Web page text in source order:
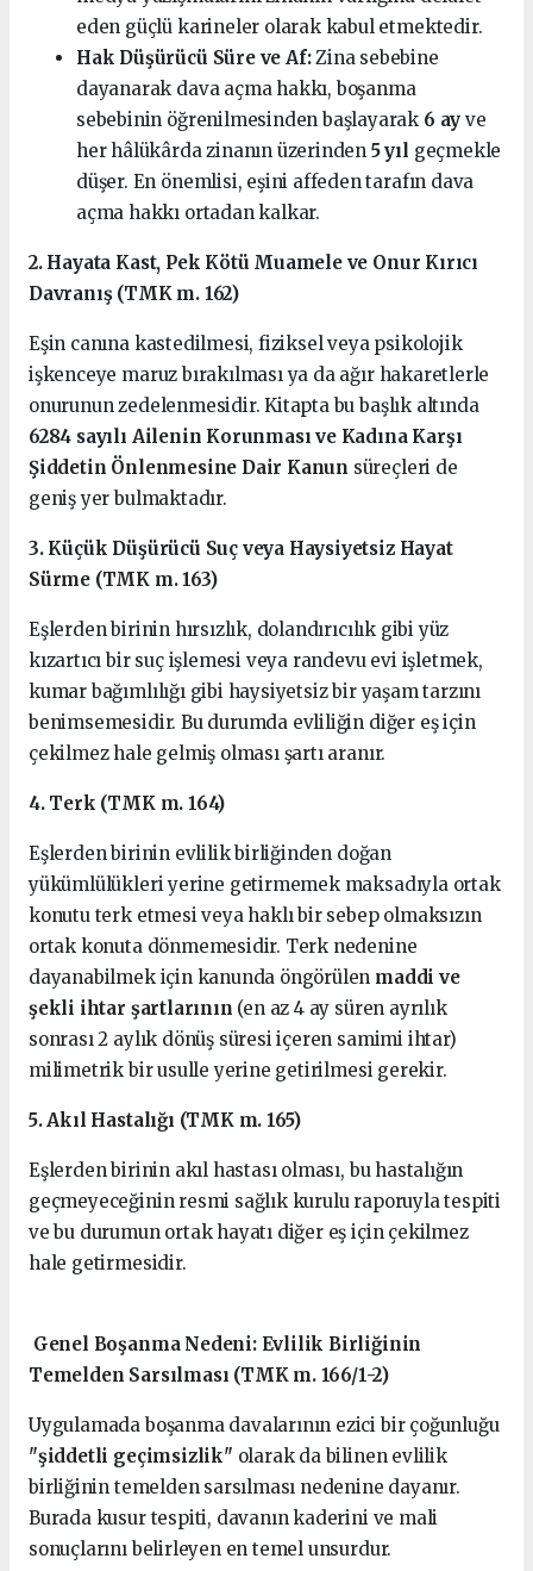
eden güçlü karineler olarak kabul etmektedir.
Hak Düşürücü Süre ve Af:Zina sebebine
dayanarak dava açma hakkı, boşanma
sebebinin öğrenilmesinden başlayarak 6 ay ve
her hâlükârda zinanın üzerinden 5 yıl geçmekle
düşer. En önemlisi, eşini affeden tarafın dava
açma hakkı ortadan kalkar.
2. Hayata Kast, Pek Kötü Muamele ve Onur Kırıcı
Davranış (TMK m. 162)
Eşin canına kastedilmesi, fiziksel veya psikolojik
işkenceye maruz bırakılması ya da ağır hakaretlerle
onurunun zedelenmesidir. Kitapta bu başlık altında
6284 sayılı Ailenin Korunması ve Kadına Karşı
Şiddetin Önlenmesine Dair Kanun süreçleri de
geniş yer bulmaktadır.
3. Küçük Düşürücü Suç veya Haysiyetsiz Hayat
Sürme (TMK m. 163)
Eşlerden birinin hırsızlık, dolandırıcılık gibi yüz
kızartıcı bir suç işlemesi veya randevu evi işletmek,
kumar bağımlılığı gibi haysiyetsiz bir yaşam tarzını
benimsemesidir. Bu durumda evliliğin diğer eş için
çekilmez hale gelmiş olması şartı aranır.
4. Terk (TMK m. 164)
Eşlerden birinin evlilik birliğinden doğan
yükümlülükleri yerine getirmemek maksadıyla ortak
konutu terk etmesi veya haklı bir sebep olmaksızın
ortak konuta dönmemesidir. Terk nedenine
dayanabilmek için kanunda öngörülen maddi ve
şekli ihtar şartlarının (en az 4 ay süren ayrılık
sonrası 2 aylık dönüş süresi içeren samimi ihtar)
milimetrik bir usulle yerine getirilmesi gerekir.
5. Akıl Hastalığı (TMK m. 165)
Eşlerden birinin akıl hastası olması, bu hastalığın
geçmeyeceğinin resmi sağlık kurulu raporuyla tespiti
ve bu durumun ortak hayatı diğer eş için çekilmez
hale getirmesidir.
Genel Boşanma Nedeni: Evlilik Birliğinin
Temelden Sarsılması (TMK m. 166/1-2)
Uygulamada boşanma davalarının ezici bir çoğunluğu
"şiddetli geçimsizlik" olarak da bilinen evlilik
birliğinin temelden sarsılması nedenine dayanır.
Burada kusur tespiti, davanın kaderini ve mali
sonuçlarını belirleyen en temel unsurdur.